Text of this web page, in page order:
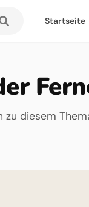
Startseite
diesem